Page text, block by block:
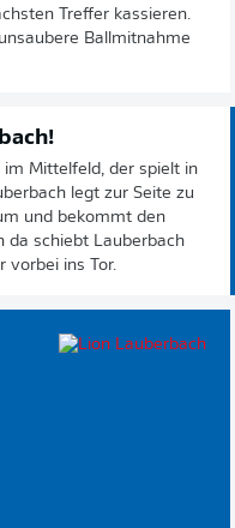
Treffer kassieren.
Ballmitnahme
im Mittelfeld, der spielt in
legt zur Seite zu
und bekommt den
da schiebt Lauberbach
vorbei ins Tor.